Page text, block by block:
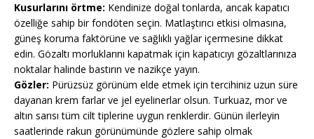
Kusurlarını örtme: Kendinize doğal tonlarda, ancak kapatıcı
özelliğe sahip bir fondöten seçin. Matlaştırıcı etkisi olmasına,
güneş koruma faktörüne ve sağlıklı yağlar içermesine dikkat
edin. Gözaltı morluklarını kapatmak için kapatıcıyı gözaltlarınıza
noktalar halinde bastırın ve nazikçe yayın.
Gözler: Pürüzsüz görünüm elde etmek için tercihiniz uzun süre
dayanan krem farlar ve jel eyelinerlar olsun. Turkuaz, mor ve
altın sarısı tüm cilt tiplerine uygun renklerdir. Günün ilerleyin
saatlerinde rakun görünümünde gözlere sahip olmak